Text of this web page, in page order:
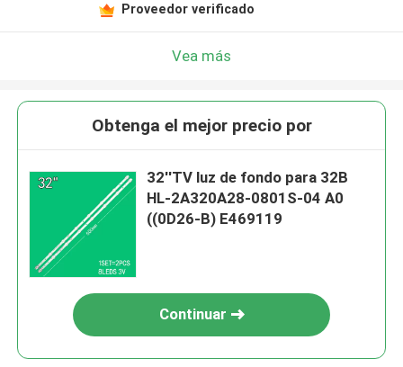
Proveedor verificado
Vea más
Obtenga el mejor precio por
32''TV luz de fondo para 32B
HL-2A320A28-0801S-04 A0
((0D26-B) E469119
Continuar